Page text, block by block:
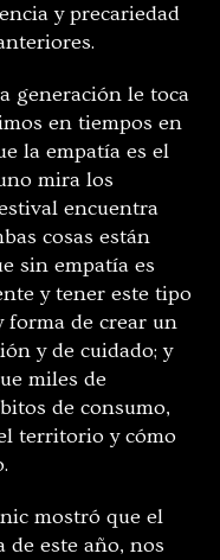
y precariedad
generación le toca
en tiempos en
la empatía es el
mira los
encuentra
cosas están
sin empatía es
y tener este tipo
forma de crear un
y de cuidado; y
miles de
de consumo,
territorio y cómo
mostró que el
de este año, nos